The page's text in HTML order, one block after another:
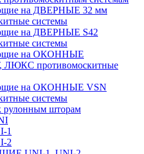
на ДВЕРНЫЕ 32 мм
системы
на ДВЕРНЫЕ S42
системы
на ОКОННЫЕ
противомоскитные
на ОКОННЫЕ VSN
системы
рулонным шторам
1
2